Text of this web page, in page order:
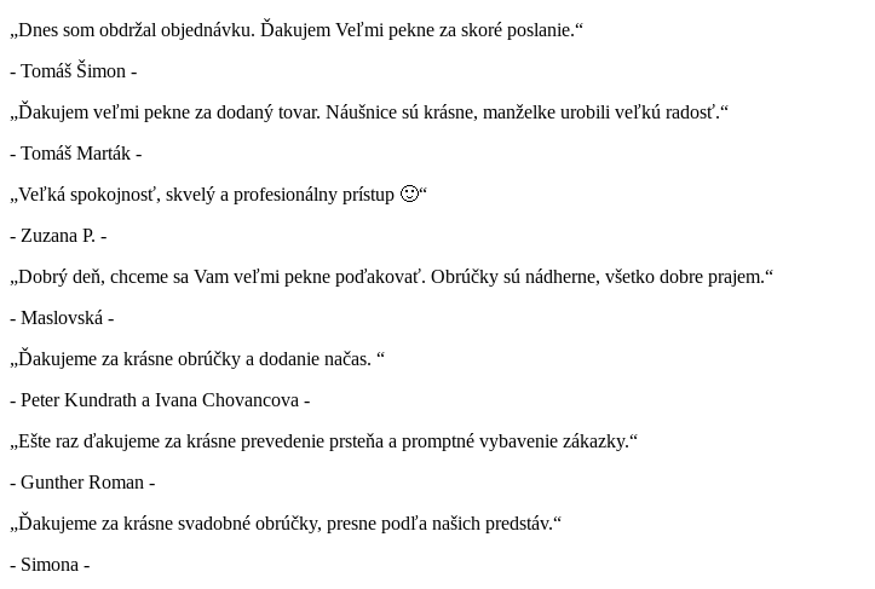
„Dnes som obdržal objednávku. Ďakujem Veľmi pekne za skoré poslanie.“
- Tomáš Šimon -
„Ďakujem veľmi pekne za dodaný tovar. Náušnice sú krásne, manželke urobili veľkú radosť.“
- Tomáš Marták -
„Veľká spokojnosť, skvelý a profesionálny prístup 🙂“
- Zuzana P. -
„Dobrý deň, chceme sa Vam veľmi pekne poďakovať. Obrúčky sú nádherne, všetko dobre prajem.“
- Maslovská -
„Ďakujeme za krásne obrúčky a dodanie načas. “
- Peter Kundrath a Ivana Chovancova -
„Ešte raz ďakujeme za krásne prevedenie prsteňa a promptné vybavenie zákazky.“
- Gunther Roman -
„Ďakujeme za krásne svadobné obrúčky, presne podľa našich predstáv.“
- Simona -